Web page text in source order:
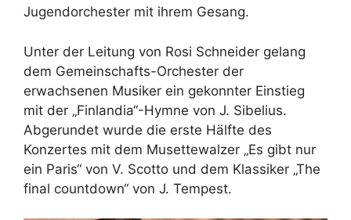
Jugendorchester mit ihrem Gesang.
Unter der Leitung von Rosi Schneider gelang
dem Gemeinschafts-Orchester der
erwachsenen Musiker ein gekonnter Einstieg
mit der „Finlandia“-Hymne von J. Sibelius.
Abgerundet wurde die erste Hälfte des
Konzertes mit dem Musettewalzer „Es gibt nur
ein Paris“ von V. Scotto und dem Klassiker „The
final countdown“ von J. Tempest.